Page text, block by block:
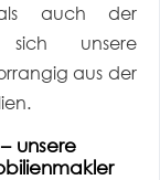
als auch der
sich unsere
aus der
– unsere